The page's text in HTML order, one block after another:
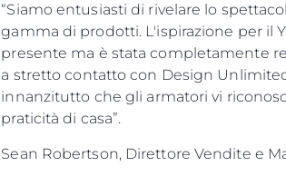
“Siamo entusiasti di rivelare lo
gamma di prodotti. L'ispirazione per il
presente ma è stata completamente
a stretto contatto con Design
innanzitutto che gli armatori vi
praticità di casa”.
Sean Robertson, Direttore Vendite e
Informazioni